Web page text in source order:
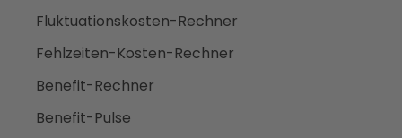
Fluktuationskosten-Rechner
Fehlzeiten-Kosten-Rechner
Benefit-Rechner
Benefit-Pulse